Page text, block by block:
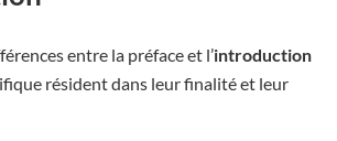
entre la préface et l’introduction
résident dans leur finalité et leur